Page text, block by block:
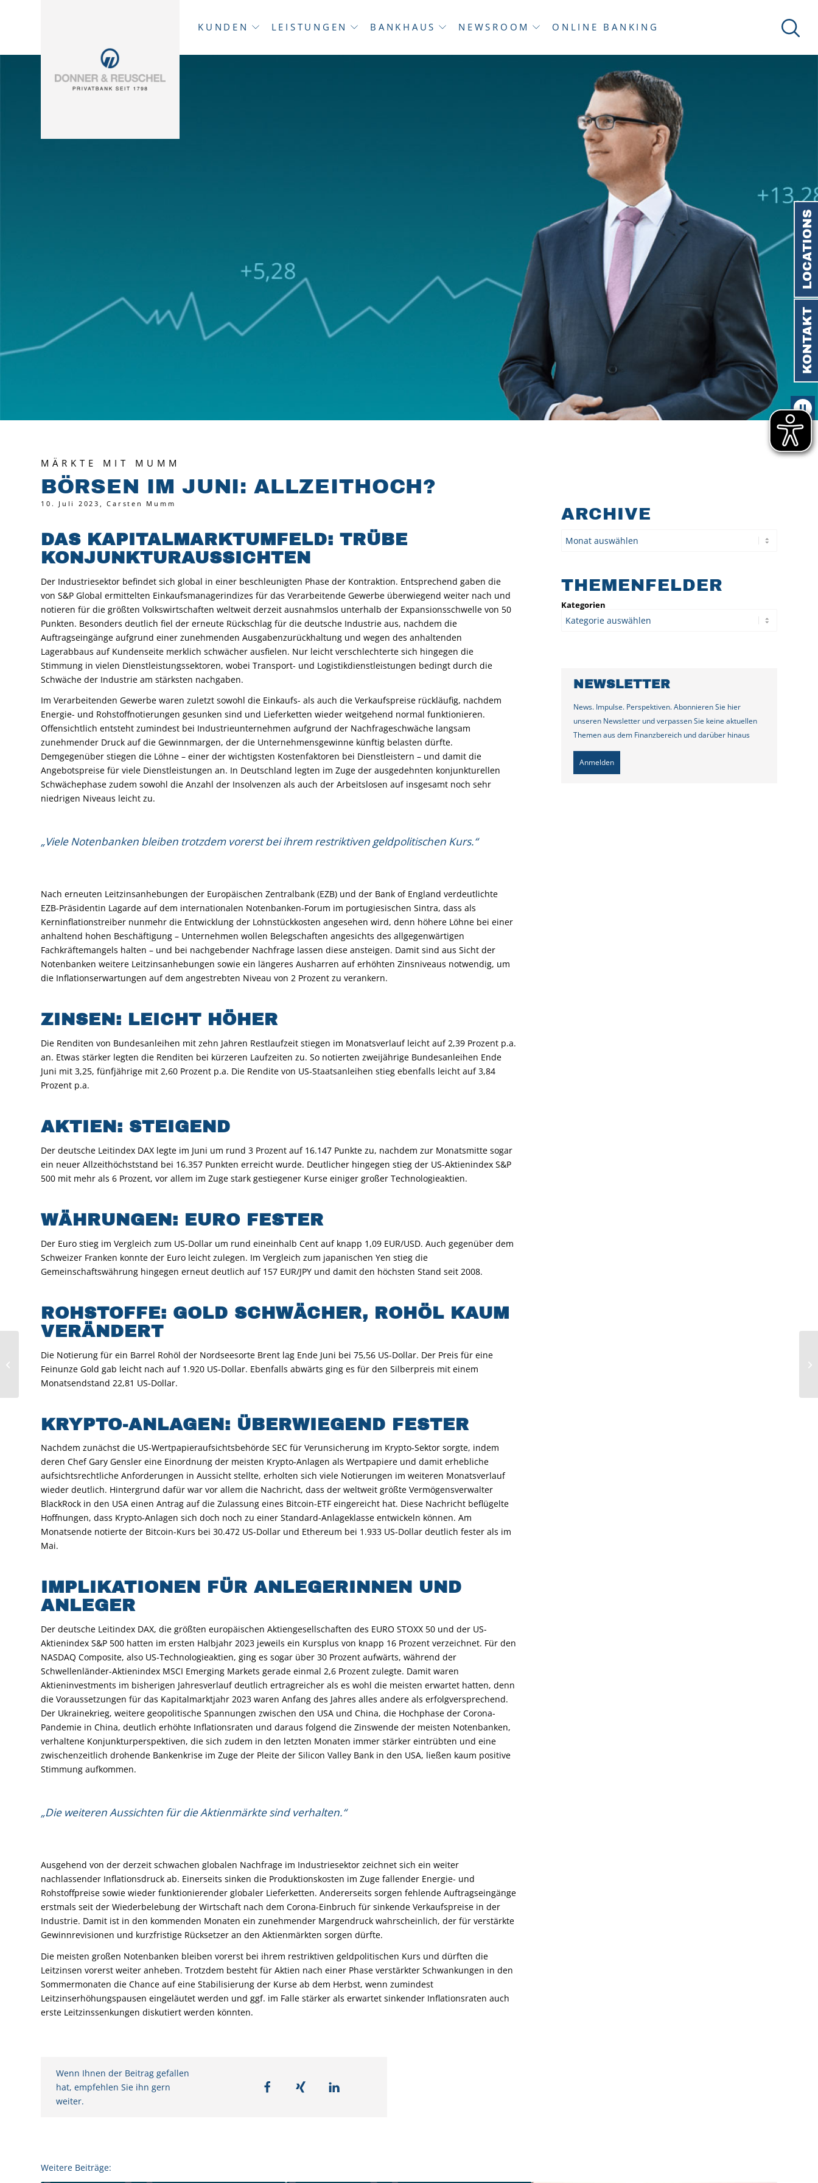
KUNDEN LEISTUNGEN BANKHAUS NEWSROOM ONLINE BANKING
LOCATIONS
KONTAKT
MÄRKTE MIT MUMM
BÖRSEN IM JUNI: ALLZEITHOCH?
10. Juli 2023, Carsten Mumm
DAS KAPITALMARKTUMFELD: TRÜBE
KONJUNKTURAUSSICHTEN
Der Industriesektor befindet sich global in einer beschleunigten Phase der Kontraktion. Entsprechend gaben die
von S&P Global ermittelten Einkaufsmanagerindizes für das Verarbeitende Gewerbe überwiegend weiter nach und
notieren für die größten Volkswirtschaften weltweit derzeit ausnahmslos unterhalb der Expansionsschwelle von 50
Punkten. Besonders deutlich fiel der erneute Rückschlag für die deutsche Industrie aus, nachdem die
Auftragseingänge aufgrund einer zunehmenden Ausgabenzurückhaltung und wegen des anhaltenden
Lagerabbaus auf Kundenseite merklich schwächer ausfielen. Nur leicht verschlechterte sich hingegen die
Stimmung in vielen Dienstleistungssektoren, wobei Transport- und Logistikdienstleistungen bedingt durch die
Schwäche der Industrie am stärksten nachgaben.
Im Verarbeitenden Gewerbe waren zuletzt sowohl die Einkaufs- als auch die Verkaufspreise rückläufig, nachdem
Energie- und Rohstoffnotierungen gesunken sind und Lieferketten wieder weitgehend normal funktionieren.
Offensichtlich entsteht zumindest bei Industrieunternehmen aufgrund der Nachfrageschwäche langsam
zunehmender Druck auf die Gewinnmargen, der die Unternehmensgewinne künftig belasten dürfte.
Demgegenüber stiegen die Löhne – einer der wichtigsten Kostenfaktoren bei Dienstleistern – und damit die
Angebotspreise für viele Dienstleistungen an. In Deutschland legten im Zuge der ausgedehnten konjunkturellen
Schwächephase zudem sowohl die Anzahl der Insolvenzen als auch der Arbeitslosen auf insgesamt noch sehr
niedrigen Niveaus leicht zu.
„Viele Notenbanken bleiben trotzdem vorerst bei ihrem restriktiven geldpolitischen Kurs.“
Nach erneuten Leitzinsanhebungen der Europäischen Zentralbank (EZB) und der Bank of England verdeutlichte
EZB-Präsidentin Lagarde auf dem internationalen Notenbanken-Forum im portugiesischen Sintra, dass als
Kerninflationstreiber nunmehr die Entwicklung der Lohnstückkosten angesehen wird, denn höhere Löhne bei einer
anhaltend hohen Beschäftigung – Unternehmen wollen Belegschaften angesichts des allgegenwärtigen
Fachkräftemangels halten – und bei nachgebender Nachfrage lassen diese ansteigen. Damit sind aus Sicht der
Notenbanken weitere Leitzinsanhebungen sowie ein längeres Ausharren auf erhöhten Zinsniveaus notwendig, um
die Inflationserwartungen auf dem angestrebten Niveau von 2 Prozent zu verankern.
ZINSEN: LEICHT HÖHER
Die Renditen von Bundesanleihen mit zehn Jahren Restlaufzeit stiegen im Monatsverlauf leicht auf 2,39 Prozent p.a.
an. Etwas stärker legten die Renditen bei kürzeren Laufzeiten zu. So notierten zweijährige Bundesanleihen Ende
Juni mit 3,25, fünfjährige mit 2,60 Prozent p.a. Die Rendite von US-Staatsanleihen stieg ebenfalls leicht auf 3,84
Prozent p.a.
AKTIEN: STEIGEND
Der deutsche Leitindex DAX legte im Juni um rund 3 Prozent auf 16.147 Punkte zu, nachdem zur Monatsmitte sogar
ein neuer Allzeithöchststand bei 16.357 Punkten erreicht wurde. Deutlicher hingegen stieg der US-Aktienindex S&P
500 mit mehr als 6 Prozent, vor allem im Zuge stark gestiegener Kurse einiger großer Technologieaktien.
WÄHRUNGEN: EURO FESTER
Der Euro stieg im Vergleich zum US-Dollar um rund eineinhalb Cent auf knapp 1,09 EUR/USD. Auch gegenüber dem
Schweizer Franken konnte der Euro leicht zulegen. Im Vergleich zum japanischen Yen stieg die
Gemeinschaftswährung hingegen erneut deutlich auf 157 EUR/JPY und damit den höchsten Stand seit 2008.
ROHSTOFFE: GOLD SCHWÄCHER, ROHÖL KAUM
VERÄNDERT
Die Notierung für ein Barrel Rohöl der Nordseesorte Brent lag Ende Juni bei 75,56 US-Dollar. Der Preis für eine
Feinunze Gold gab leicht nach auf 1.920 US-Dollar. Ebenfalls abwärts ging es für den Silberpreis mit einem
Monatsendstand 22,81 US-Dollar.
KRYPTO-ANLAGEN: ÜBERWIEGEND FESTER
Nachdem zunächst die US-Wertpapieraufsichtsbehörde SEC für Verunsicherung im Krypto-Sektor sorgte, indem
deren Chef Gary Gensler eine Einordnung der meisten Krypto-Anlagen als Wertpapiere und damit erhebliche
aufsichtsrechtliche Anforderungen in Aussicht stellte, erholten sich viele Notierungen im weiteren Monatsverlauf
wieder deutlich. Hintergrund dafür war vor allem die Nachricht, dass der weltweit größte Vermögensverwalter
BlackRock in den USA einen Antrag auf die Zulassung eines Bitcoin-ETF eingereicht hat. Diese Nachricht beflügelte
Hoffnungen, dass Krypto-Anlagen sich doch noch zu einer Standard-Anlageklasse entwickeln können. Am
Monatsende notierte der Bitcoin-Kurs bei 30.472 US-Dollar und Ethereum bei 1.933 US-Dollar deutlich fester als im
Mai.
IMPLIKATIONEN FÜR ANLEGERINNEN UND
ANLEGER
Der deutsche Leitindex DAX, die größten europäischen Aktiengesellschaften des EURO STOXX 50 und der US-
Aktienindex S&P 500 hatten im ersten Halbjahr 2023 jeweils ein Kursplus von knapp 16 Prozent verzeichnet. Für den
NASDAQ Composite, also US-Technologieaktien, ging es sogar über 30 Prozent aufwärts, während der
Schwellenländer-Aktienindex MSCI Emerging Markets gerade einmal 2,6 Prozent zulegte. Damit waren
Aktieninvestments im bisherigen Jahresverlauf deutlich ertragreicher als es wohl die meisten erwartet hatten, denn
die Voraussetzungen für das Kapitalmarktjahr 2023 waren Anfang des Jahres alles andere als erfolgversprechend.
Der Ukrainekrieg, weitere geopolitische Spannungen zwischen den USA und China, die Hochphase der Corona-
Pandemie in China, deutlich erhöhte Inflationsraten und daraus folgend die Zinswende der meisten Notenbanken,
verhaltene Konjunkturperspektiven, die sich zudem in den letzten Monaten immer stärker eintrübten und eine
zwischenzeitlich drohende Bankenkrise im Zuge der Pleite der Silicon Valley Bank in den USA, ließen kaum positive
Stimmung aufkommen.
„Die weiteren Aussichten für die Aktienmärkte sind verhalten.“
Ausgehend von der derzeit schwachen globalen Nachfrage im Industriesektor zeichnet sich ein weiter
nachlassender Inflationsdruck ab. Einerseits sinken die Produktionskosten im Zuge fallender Energie- und
Rohstoffpreise sowie wieder funktionierender globaler Lieferketten. Andererseits sorgen fehlende Auftragseingänge
erstmals seit der Wiederbelebung der Wirtschaft nach dem Corona-Einbruch für sinkende Verkaufspreise in der
Industrie. Damit ist in den kommenden Monaten ein zunehmender Margendruck wahrscheinlich, der für verstärkte
Gewinnrevisionen und kurzfristige Rücksetzer an den Aktienmärkten sorgen dürfte.
Die meisten großen Notenbanken bleiben vorerst bei ihrem restriktiven geldpolitischen Kurs und dürften die
Leitzinsen vorerst weiter anheben. Trotzdem besteht für Aktien nach einer Phase verstärkter Schwankungen in den
Sommermonaten die Chance auf eine Stabilisierung der Kurse ab dem Herbst, wenn zumindest
Leitzinserhöhungspausen eingeläutet werden und ggf. im Falle stärker als erwartet sinkender Inflationsraten auch
erste Leitzinssenkungen diskutiert werden könnten.
ARCHIVE
THEMENFELDER
Kategorien
NEWSLETTER
News. Impulse. Perspektiven. Abonnieren Sie hier
unseren Newsletter und verpassen Sie keine aktuellen
Themen aus dem Finanzbereich und darüber hinaus
Anmelden
Wenn Ihnen der Beitrag gefallen
hat, empfehlen Sie ihn gern
weiter.
Weitere Beiträge:
PODCAST #53: Warum
es besser als erwartet